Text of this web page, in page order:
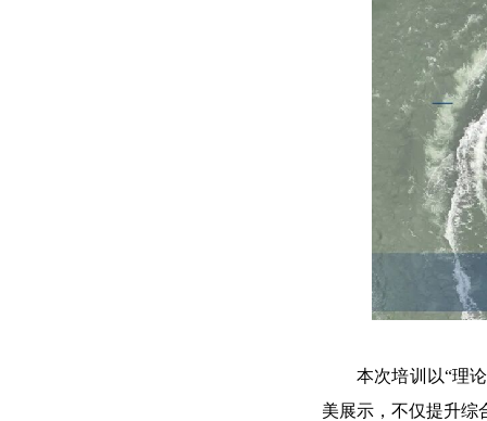
本次培训以“理
美展示 ， 不仅提升综